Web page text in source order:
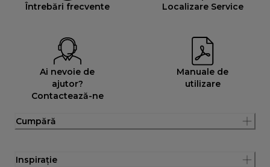
Întrebări frecvente Localizare Service
Ai nevoie de
ajutor?
Contactează-ne
Manuale de
utilizare
Cumpără
Inspirație